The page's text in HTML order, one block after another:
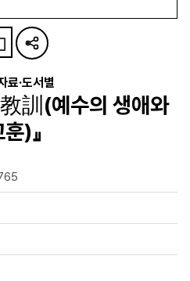
료·도서별
訓(예수의 생애와
)』